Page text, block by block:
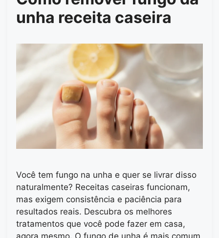
unha receita caseira
Você tem fungo na unha e quer se livrar disso
naturalmente? Receitas caseiras funcionam,
mas exigem consistência e paciência para
resultados reais. Descubra os melhores
tratamentos que você pode fazer em casa,
agora mesmo. O fungo de unha é mais comum